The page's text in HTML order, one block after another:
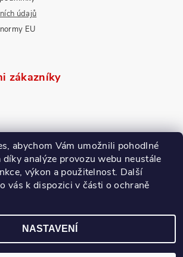
údajů
EU
zákazníky
abychom Vám umožnili pohodlné
analýze provozu webu neustále
výkon a použitelnost. Další
vás k dispozici v části o ochraně
NASTAVENÍ